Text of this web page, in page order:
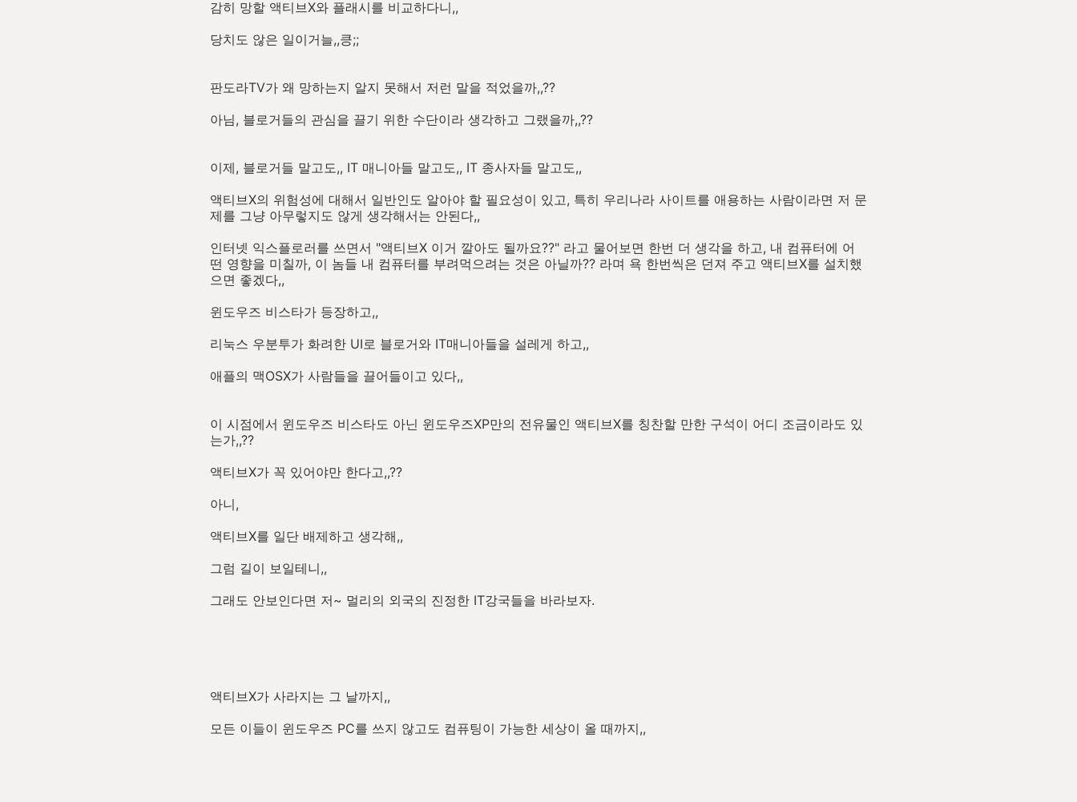
감히 망할 액티브X와 플래시를 비교하다니,,
당치도 않은 일이거늘,,킁;;
판도라TV가 왜 망하는지 알지 못해서 저런 말을 적었을까,,??
아님, 블로거들의 관심을 끌기 위한 수단이라 생각하고 그랬을까,,??
이제, 블로거들 말고도,, IT 매니아들 말고도,, IT 종사자들 말고도,,
액티브X의 위험성에 대해서 일반인도 알아야 할 필요성이 있고, 특히 우리나라 사이트를 애용하는 사람이라면 저 문
제를 그냥 아무렇지도 않게 생각해서는 안된다,,
인터넷 익스플로러를 쓰면서 "액티브X 이거 깔아도 될까요??" 라고 물어보면 한번 더 생각을 하고, 내 컴퓨터에 어
떤 영향을 미칠까, 이 놈들 내 컴퓨터를 부려먹으려는 것은 아닐까?? 라며 욕 한번씩은 던져 주고 액티브X를 설치했
으면 좋겠다,,
윈도우즈 비스타가 등장하고,,
리눅스 우분투가 화려한 UI로 블로거와 IT매니아들을 설레게 하고,,
애플의 맥OSX가 사람들을 끌어들이고 있다,,
이 시점에서 윈도우즈 비스타도 아닌 윈도우즈XP만의 전유물인 액티브X를 칭찬할 만한 구석이 어디 조금이라도 있
는가,,??
액티브X가 꼭 있어야만 한다고,,??
아니,
액티브X를 일단 배제하고 생각해,,
그럼 길이 보일테니,,
그래도 안보인다면 저~ 멀리의 외국의 진정한 IT강국들을 바라보자.
액티브X가 사라지는 그 날까지,,
모든 이들이 윈도우즈 PC를 쓰지 않고도 컴퓨팅이 가능한 세상이 올 때까지,,